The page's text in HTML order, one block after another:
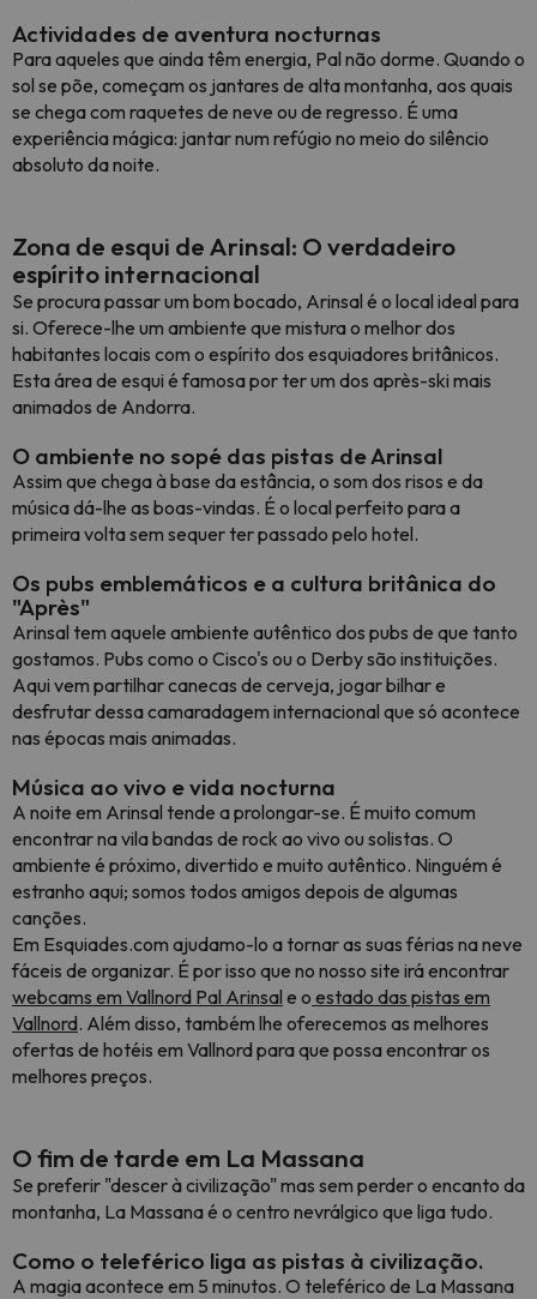
Actividades de aventura nocturnas
Para aqueles que ainda têm energia, Pal não dorme. Quando o
sol se põe, começam os jantares de alta montanha, aos quais
se chega com raquetes de neve ou de regresso. É uma
experiência mágica: jantar num refúgio no meio do silêncio
absoluto da noite.
Zona de esqui de Arinsal: O verdadeiro
espírito internacional
Se procura passar um bom bocado, Arinsal é o local ideal para
si. Oferece-lhe um ambiente que mistura o melhor dos
habitantes locais com o espírito dos esquiadores britânicos.
Esta área de esqui é famosa por ter um dos après-ski mais
animados de Andorra.
O ambiente no sopé das pistas de Arinsal
Assim que chega à base da estância, o som dos risos e da
música dá-lhe as boas-vindas. É o local perfeito para a
primeira volta sem sequer ter passado pelo hotel.
Os pubs emblemáticos e a cultura britânica do
"Après"
Arinsal tem aquele ambiente autêntico dos pubs de que tanto
gostamos. Pubs como o Cisco's ou o Derby são instituições.
Aqui vem partilhar canecas de cerveja, jogar bilhar e
desfrutar dessa camaradagem internacional que só acontece
nas épocas mais animadas.
Música ao vivo e vida nocturna
A noite em Arinsal tende a prolongar-se. É muito comum
encontrar na vila bandas de rock ao vivo ou solistas. O
ambiente é próximo, divertido e muito autêntico. Ninguém é
estranho aqui; somos todos amigos depois de algumas
canções.
Em Esquiades.com ajudamo-lo a tornar as suas férias na neve
fáceis de organizar. É por isso que no nosso site irá encontrar
webcams em Vallnord Pal Arinsal e o estado das pistas em
Vallnord. Além disso, também lhe oferecemos as melhores
ofertas de hotéis em Vallnord para que possa encontrar os
melhores preços.
O fim de tarde em La Massana
Se preferir "descer à civilização" mas sem perder o encanto da
montanha, La Massana é o centro nevrálgico que liga tudo.
Como o teleférico liga as pistas à civilização.
A magia acontece em 5 minutos. O teleférico de La Massana